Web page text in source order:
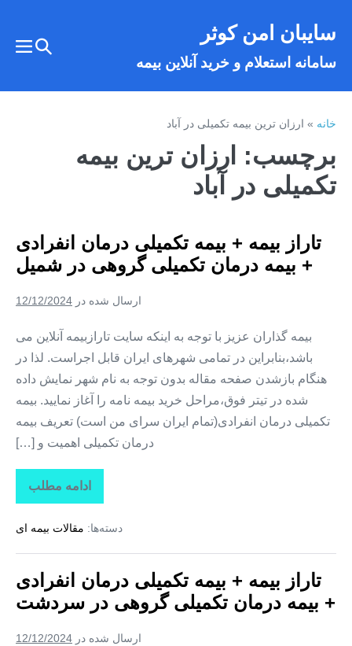
سایبان امن کوثر
سامانه استعلام و خرید آنلاین بیمه
تغییر
خانه»ارزان ترین بیمه تکمیلی در آباد
برچسب: ارزان ترین بیمه
تکمیلی در آباد
تاراز بیمه + بیمه تکمیلی درمان انفرادی
+ بیمه درمان تکمیلی گروهی در شمیل
ارسال شده در 12/12/2024
بیمه گذاران عزیز با توجه به اینکه سایت تارازبیمه آنلاین می
باشد،بنابراین در تمامی شهرهای ایران قابل اجراست. لذا در
هنگام بازشدن صفحه مقاله بدون توجه به نام شهر نمایش داده
شده در تیتر فوق،مراحل خرید بیمه نامه را آغاز نمایید. بیمه
تکمیلی درمان انفرادی(تمام ایران سرای من است) تعریف بیمه
درمان تکمیلی اهمیت و […]
ادامه مطلب
تاراز
بیمه
بیمه
درمان
+
بیمه
درمان
تکمیلی
در
دسته‌ها: مقالات بیمه ای
تاراز بیمه + بیمه تکمیلی درمان انفرادی
+ بیمه درمان تکمیلی گروهی در سردشت
ارسال شده در 12/12/2024